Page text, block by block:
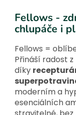
Fellows -
chlupáče i
Fellows =
Přináší radost
díky
moderním a
esenciálních